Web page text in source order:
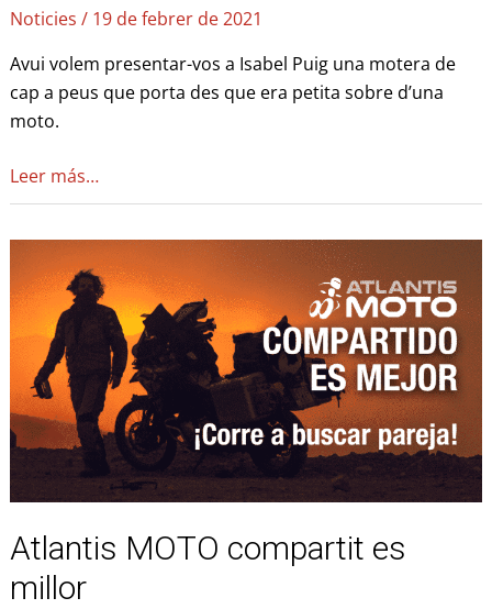
Noticies / 19 de febrer de 2021
Avui volem presentar-vos a Isabel Puig una motera de
cap a peus que porta des que era petita sobre d’una
moto.
Leer más…
Atlantis MOTO compartit es
millor
MOTO
compartit
es
millor